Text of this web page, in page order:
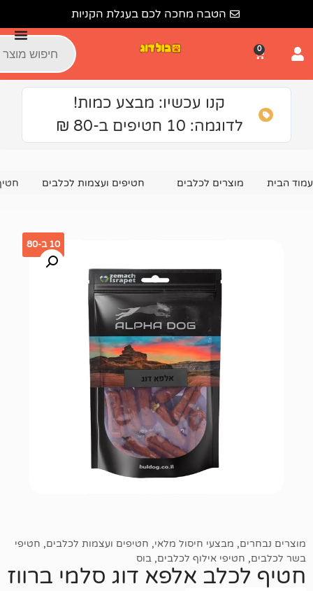
הטבה מחכה לכם בעגלת הקניות
קנו עכשיו: מבצע כמות!
10 חטיפים ב-80 ₪
לכלבים חטיפים ועצמות לכלבים חטיף לכלב אלפא דוג
מבצעי חיסול מלאי,חטיפים ועצמות לכלבים,חטיפי
אילוף לכלבים,בוס
אלפא דוג סלמי ברווז